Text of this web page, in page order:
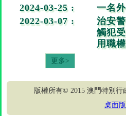
2024-03-25 :
一名
2022-03-07 :
治安
觸犯
用職
更多>
版權所有© 2015 澳門特別
桌面版